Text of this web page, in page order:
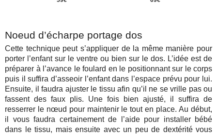
Noeud d’écharpe portage dos
Cette technique peut s’appliquer de la même manière pour
porter l’enfant sur le ventre ou bien sur le dos. L’idée est de
préparer à l’avance le foulard en le positionnant sur le corps
puis il suffira d’asseoir l’enfant dans l’espace prévu pour lui.
Ensuite, il faudra ajuster le tissu afin qu’il ne se vrille pas ou
fassent des faux plis. Une fois bien ajusté, il suffira de
resserrer le nœud pour maintenir le tout en place. Au début,
il vous faudra certainement de l’aide pour installer bébé
dans le tissu, mais ensuite avec un peu de dextérité vous